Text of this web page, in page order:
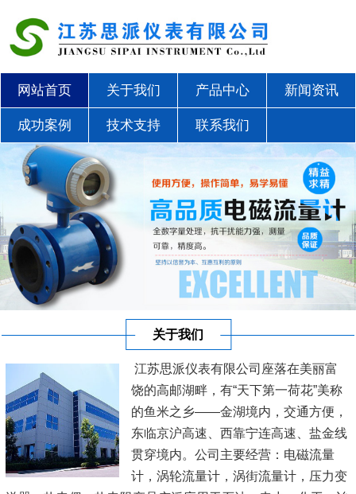
网站首页 关于我们 产品中心 新闻资讯
成功案例 技术支持 联系我们
关于我们
江苏思派仪表有限公司座落在美丽富
饶的高邮湖畔，有“天下第一荷花”美称
的鱼米之乡——金湖境内，交通方便，
东临京沪高速、西靠宁连高速、盐金线
贯穿境内。公司主要经营：电磁流量
计，涡轮流量计，涡街流量计，压力变